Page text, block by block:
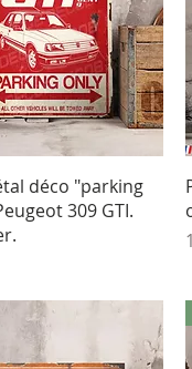
rapide
déco "parking
309 GTI.